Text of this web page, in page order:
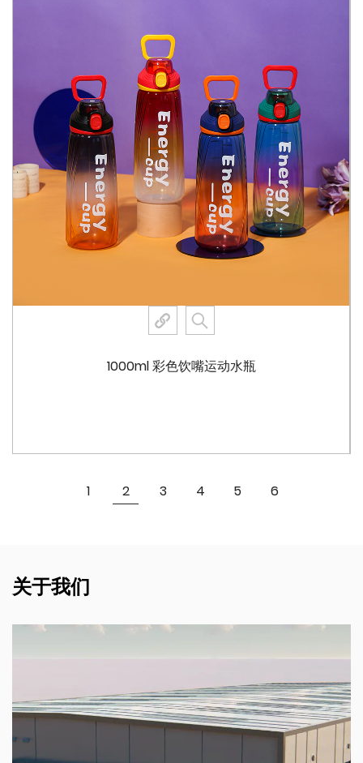
瓶子采用双饮用旋盖，可轻松取用饮料。只需简单旋转，即
可打开或关闭瓶盖，提供无忧的饮用体验。这种创新设计还
可以防止溢出和泄漏，让您的包或健身房储物柜保持干净干
燥。
一键弹出盖
8084 配备一键弹出盖，可轻松打开和关闭。此功能在您外
出时特别有用，因为它消除了摸索复杂封盖的需要。只需按
下按钮，盖子就会弹开，让您快速补水。
360° 防漏设计
在包里还是存放在车里，都能让您高枕无忧。
为方便起见，整个杯子都可以拆卸，便于彻底清洁。此功能
动水壶都能跟上您的积极生活方式。其符合人体工程学的设
选择 8084，您也是做出了环保的选择。 PC 材料可回收利
助于减少一次性塑料垃圾，符合环保意识。
8084 彩色双饮旋盖运动水壶集时尚、功能和便利于一身。
其耐用的结构、易于使用的功能和防漏设计使其成为大多数
想要有效补水的人的绝妙选择。多种鲜艳的颜色让您可以展
现个人风格，同时确保您拥有一款可靠的水壶，满足您的所
1000ml 彩色饮嘴运动水瓶
1
2 3 4 5 6
关于我们